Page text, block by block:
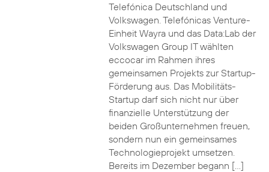
Telefónica Deutschland und
Volkswagen. Telefónicas Venture-
Einheit Wayra und das Data:Lab der
Volkswagen Group IT wählten
eccocar im Rahmen ihres
gemeinsamen Projekts zur Startup-
Förderung aus. Das Mobilitäts-
Startup darf sich nicht nur über
finanzielle Unterstützung der
beiden Großunternehmen freuen,
sondern nun ein gemeinsames
Technologieprojekt umsetzen.
Bereits im Dezember begann […]